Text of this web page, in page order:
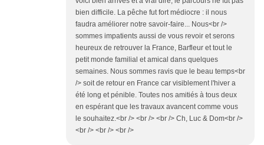
bien difficile. La pêche fut fort médiocre : il nous
faudra améliorer notre savoir-faire... Nous<br />
sommes impatients aussi de vous revoir et serons
heureux de retrouver la France, Barfleur et tout le
petit monde familial et amical dans quelques
semaines. Nous sommes ravis que le beau temps<br
/> soit de retour en France car visiblement l'hiver a
été long et pénible. Toutes nos amitiés à tous deux
en espérant que les travaux avancent comme vous
le souhaitez.<br /> <br /> <br /> Ch, Luc & Dom<br />
<br /> <br /> <br />